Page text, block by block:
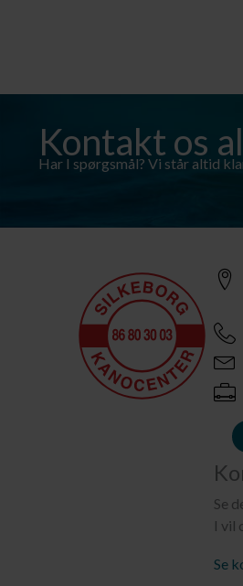
Kontakt os
Har I spørgsmål? Vi står altid
Se
I vil
Se